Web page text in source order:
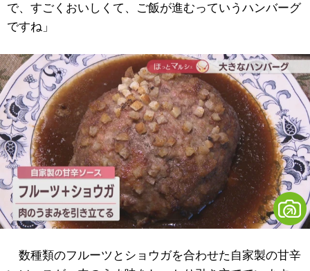
で、すごくおいしくて、ご飯が進むっていうハンバーグ
ですね」
数種類のフルーツとショウガを合わせた自家製の甘辛